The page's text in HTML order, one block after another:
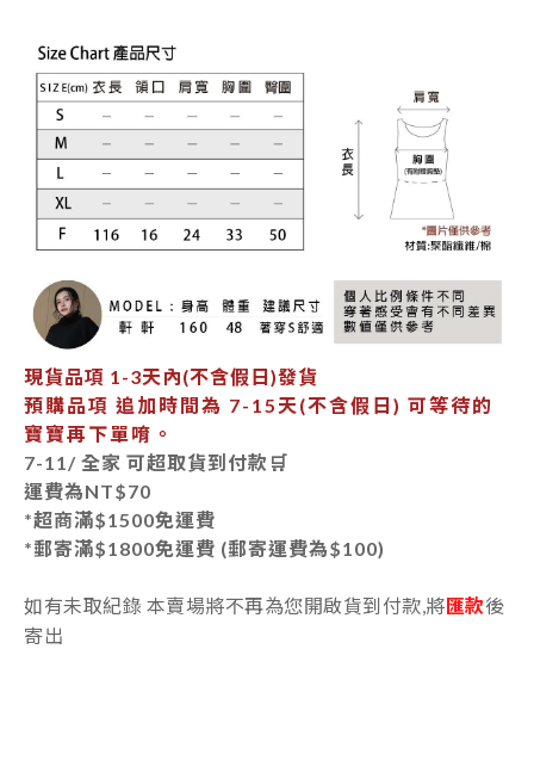
現貨品項 1-3天內(不含假日)發貨
預購品項 追加時間為 7-15天 (不含假日) 可等待的
寶寶再下單唷。
7-11/ 全家 可超取貨到付款🛒
運費為NT$70
*超商滿$1500免運費
*郵寄滿$1800免運費 (郵寄運費為$100)
如有未取紀錄 本賣場將不再為您開啟貨到付款,將匯款後
寄出